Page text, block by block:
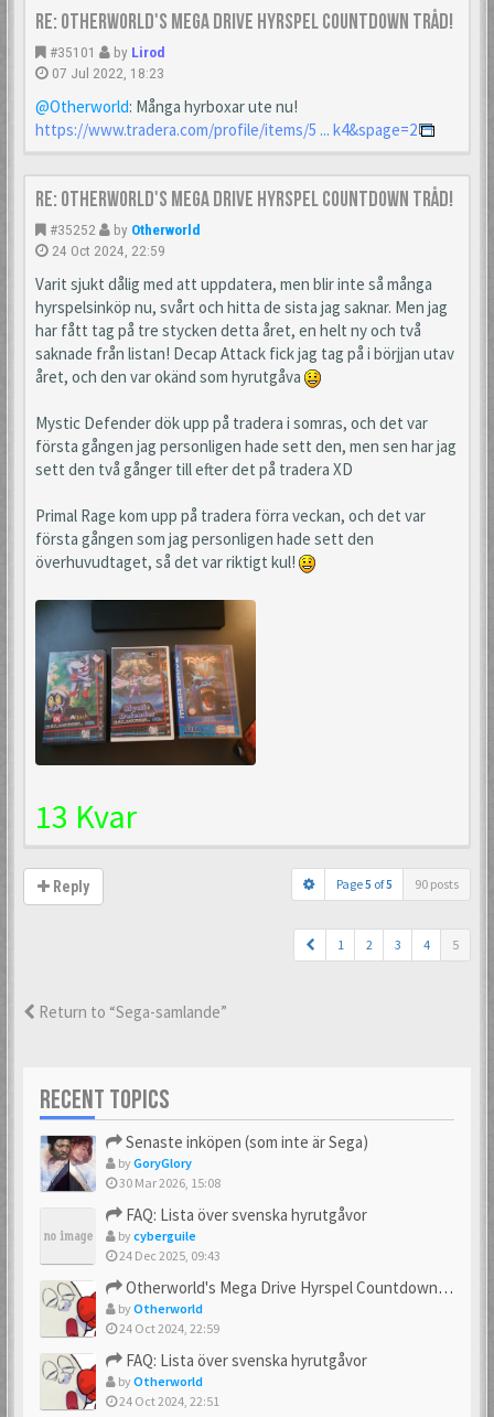
Re: Otherworld's Mega Drive Hyrspel Countdown Tråd!
#35101 by Lirod
07 Jul 2022, 18:23
@Otherworld: Många hyrboxar ute nu!
https://www.tradera.com/profile/items/5 ... k4&spage=2
Re: Otherworld's Mega Drive Hyrspel Countdown Tråd!
#35252 by Otherworld
24 Oct 2024, 22:59
Varit sjukt dålig med att uppdatera, men blir inte så många
hyrspelsinköp nu, svårt och hitta de sista jag saknar. Men jag
har fått tag på tre stycken detta året, en helt ny och två
saknade från listan! Decap Attack fick jag tag på i börjjan utav
året, och den var okänd som hyrutgåva
Mystic Defender dök upp på tradera i somras, och det var
första gången jag personligen hade sett den, men sen har jag
sett den två gånger till efter det på tradera XD
Primal Rage kom upp på tradera förra veckan, och det var
första gången som jag personligen hade sett den
överhuvudtaget, så det var riktigt kul!
13 Kvar
Reply Page5 of5 90 posts
1 2 3 4 5
Return to “Sega-samlande”
RECENT TOPICS
Senaste inköpen (som inte är Sega)
byGoryGlory
30 Mar 2026, 15:08
FAQ: Lista över svenska hyrutgåvor
bycyberguile
24 Dec 2025, 09:43
Otherworld's Mega Drive Hyrspel Countdown Tråd!
byOtherworld
24 Oct 2024, 22:59
FAQ: Lista över svenska hyrutgåvor
byOtherworld
24 Oct 2024, 22:51